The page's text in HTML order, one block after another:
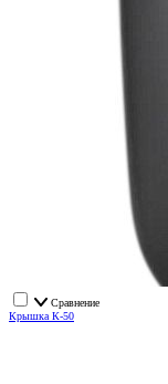
Сравнение
Крышка К-50